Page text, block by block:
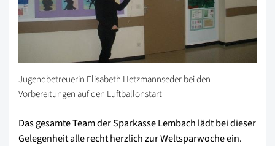
Jugendbetreuerin Elisabeth Hetzmannseder bei den
Vorbereitungen auf den Luftballonstart
Das gesamte Team der Sparkasse Lembach lädt bei dieser
Gelegenheit alle recht herzlich zur Weltsparwoche ein.